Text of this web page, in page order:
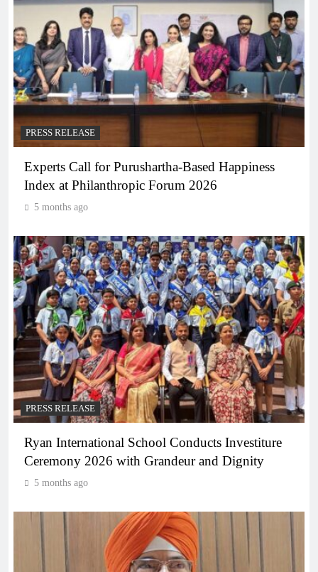
PRESS RELEASE
Experts Call for Purushartha-Based Happiness
Index at Philanthropic Forum 2026
5 months ago
PRESS RELEASE
Ryan International School Conducts Investiture
Ceremony 2026 with Grandeur and Dignity
5 months ago